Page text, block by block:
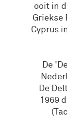
ooit in
Griekse
Cyprus
De
De
1969